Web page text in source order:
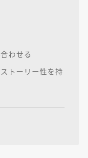
わせる
トーリー性を持